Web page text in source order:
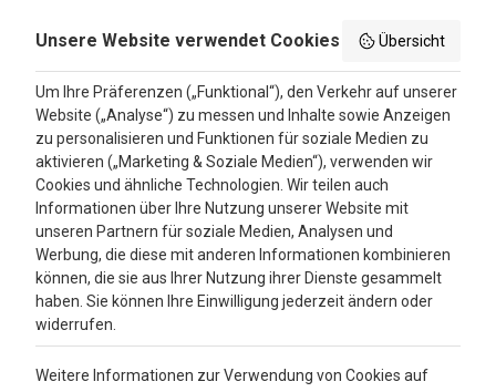
Bewertungen
4.3
Google Reviews
Unsere Website verwendet Cookies Übersicht
Um Ihre Präferenzen („Funktional“), den Verkehr auf unserer
Website („Analyse“) zu messen und Inhalte sowie Anzeigen
zu personalisieren und Funktionen für soziale Medien zu
aktivieren („Marketing & Soziale Medien“), verwenden wir
Cookies und ähnliche Technologien. Wir teilen auch
Informationen über Ihre Nutzung unserer Website mit
unseren Partnern für soziale Medien, Analysen und
Werbung, die diese mit anderen Informationen kombinieren
können, die sie aus Ihrer Nutzung ihrer Dienste gesammelt
haben. Sie können Ihre Einwilligung jederzeit ändern oder
widerrufen.
Weitere Informationen zur Verwendung von Cookies auf